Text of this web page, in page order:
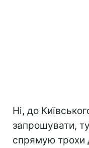
Ні, до
запрошувати,
спрямую трохи